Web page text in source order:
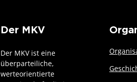
Der MKV
Der MKV ist eine
überparteiliche,
werteorientierte